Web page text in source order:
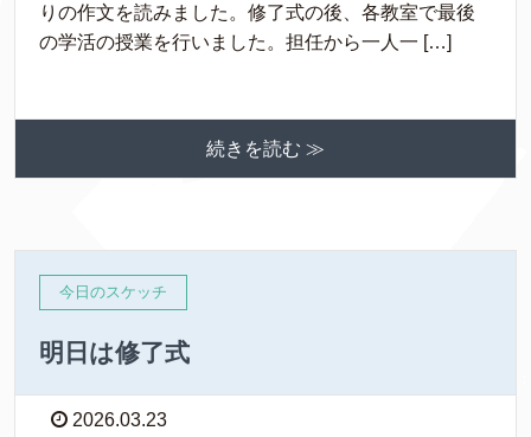
りの作文を読みました。修了式の後、各教室で最後
の学活の授業を行いました。担任から一人一 […]
続きを読む ≫
今日のスケッチ
明日は修了式
2026.03.23